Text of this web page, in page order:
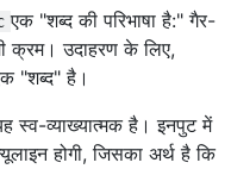
एक "शब्द की परिभाषा है:" गैर-
क्रम। उदाहरण के लिए,
"शब्द" है।
स्व-व्याख्यात्मक है। इनपुट में
होगी, जिसका अर्थ है कि